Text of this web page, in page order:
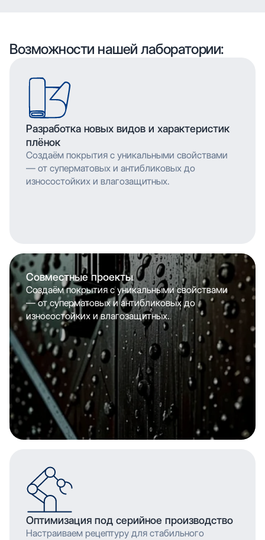
долговечность изображения.
мельчайшими деталями. Многослойное нанесение
обеспечивает насыщенность цвета и
Возможности нашей лаборатории:
Разработка новых видов и характеристик
плёнок
Создаём покрытия с уникальными свойствами
— от суперматовых и антибликовых до
износостойких и влагозащитных.
Совместные проекты
Создаём покрытия с уникальными свойствами
— от суперматовых и антибликовых до
износостойких и влагозащитных.
Оптимизация под серийное производство
Настраиваем рецептуру для стабильного